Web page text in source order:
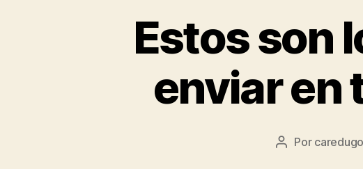
Estos son
enviar en
Por caredugo